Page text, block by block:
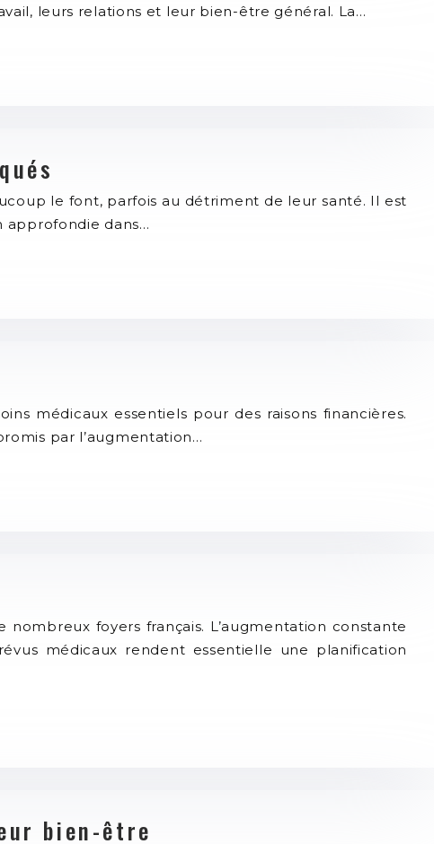
leurs relations et leur bien-être général. La…
le font, parfois au détriment de leur santé. Il est
approfondie dans…
médicaux essentiels pour des raisons financières.
par l’augmentation…
foyers français. L’augmentation constante
médicaux rendent essentielle une planification
bien-être